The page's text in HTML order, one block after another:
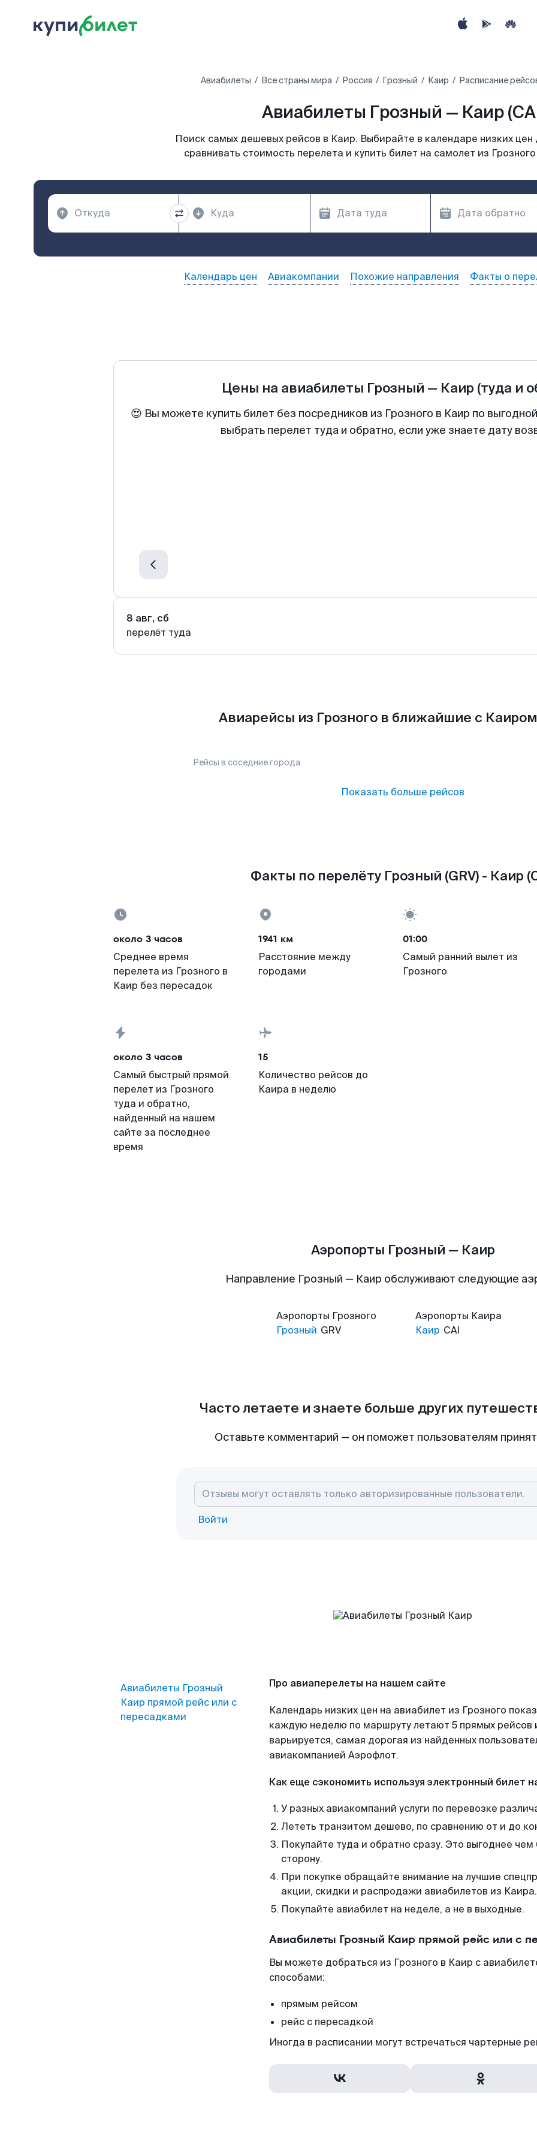
Авиабилеты Все страны мира Россия Грозный Каир Расписание
Авиабилеты Грозный — Каир
Поиск самых дешевых рейсов в Каир. Выбирайте в календаре низких цен
сравнивать стоимость перелета и купить билет на самолет из
Календарь цен Авиакомпании Похожие направления Факты о
Цены на авиабилеты Грозный — Каир (туда и
😍 Вы можете купить билет без посредников из Грозного в Каир по
выбрать перелет туда и обратно, если уже знаете дату
8 авг, сб
перелёт туда
Авиарейсы из Грозного в ближайшие с
Рейсы в соседние города
Показать больше рейсов
Факты по перелёту Грозный (GRV) - Каир
около 3 часов
Среднее время
перелета из Грозного в
Каир без пересадок
1941 км
Расстояние между
городами
01:00
Самый ранний вылет из
Грозного
около 3 часов
Самый быстрый прямой
перелет из Грозного
туда и обратно,
найденный на нашем
сайте за последнее
время
15
Количество рейсов до
Каира в неделю
Аэропорты Грозный — Каир
Направление Грозный — Каир обслуживают следующие
Аэропорты Грозного
Грозный GRV
Аэропорты Каира
Каир CAI
Часто летаете и знаете больше других
Оставьте комментарий — он поможет пользователям
Войти
Авиабилеты Грозный
Каир прямой рейс или с
пересадками
Про авиаперелеты на нашем сайте
Календарь низких цен на авиабилет из Грозного
каждую неделю по маршруту летают 5 прямых рейсов
варьируется, самая дорогая из найденных
авиакомпанией Аэрофлот.
Как еще сэкономить используя электронный билет
У разных авиакомпаний услуги по перевозке
Лететь транзитом дешево, по сравнению от и до
Покупайте туда и обратно сразу. Это выгоднее
сторону.
При покупке обращайте внимание на лучшие
акции, скидки и распродажи авиабилетов из Каира.
Покупайте авиабилет на неделе, а не в выходные.
Авиабилеты Грозный Каир прямой рейс или с
Вы можете добраться из Грозного в Каир с
способами:
прямым рейсом
рейс с пересадкой
Иногда в расписании могут встречаться чартерные